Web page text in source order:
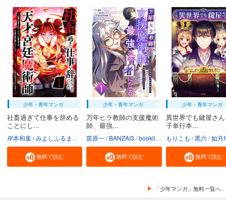
少年・青年マンガ
社畜過ぎて仕事を辞める
ことにし...
岸本和葉 みよしふるまち booklistaSTUDIO
無料で読む
少年・青年マンガ
万年ヒラ教師の支援魔術
師、最強...
苗原一 BANZAI3 booklistaSTUDIO
無料で読む
少年・青年マンガ
異世界でも鍵屋さ
子単行本...
もりこも 黒六 如月
無料で読む
「少年マンガ」無料一覧へ